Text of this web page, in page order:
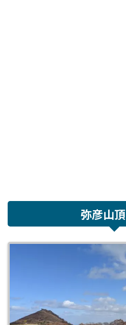
弥彦山